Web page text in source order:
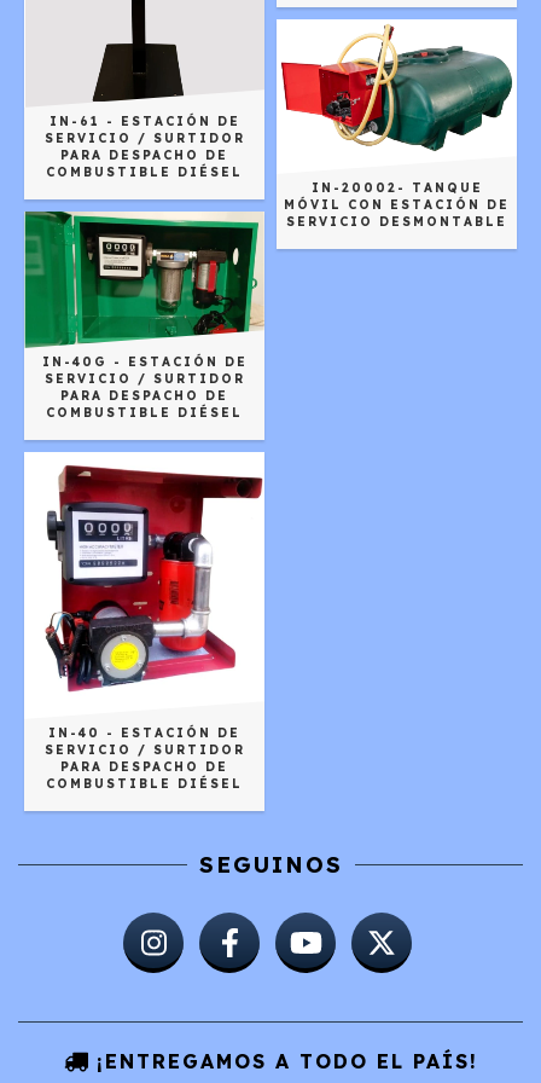
IN-61 - ESTACIÓN DE
SERVICIO / SURTIDOR
PARA DESPACHO DE
COMBUSTIBLE DIÉSEL
IN-40G - ESTACIÓN DE
SERVICIO / SURTIDOR
PARA DESPACHO DE
COMBUSTIBLE DIÉSEL
IN-40 - ESTACIÓN DE
SERVICIO / SURTIDOR
PARA DESPACHO DE
COMBUSTIBLE DIÉSEL
IN-20002- TANQUE
MÓVIL CON ESTACIÓN DE
SERVICIO DESMONTABLE
SEGUINOS
¡ENTREGAMOS A TODO EL PAÍS!